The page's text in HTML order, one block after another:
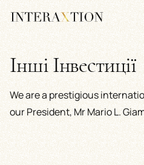
Інші Інвестиції
We are a prestigious
our President, Mr Mario L.